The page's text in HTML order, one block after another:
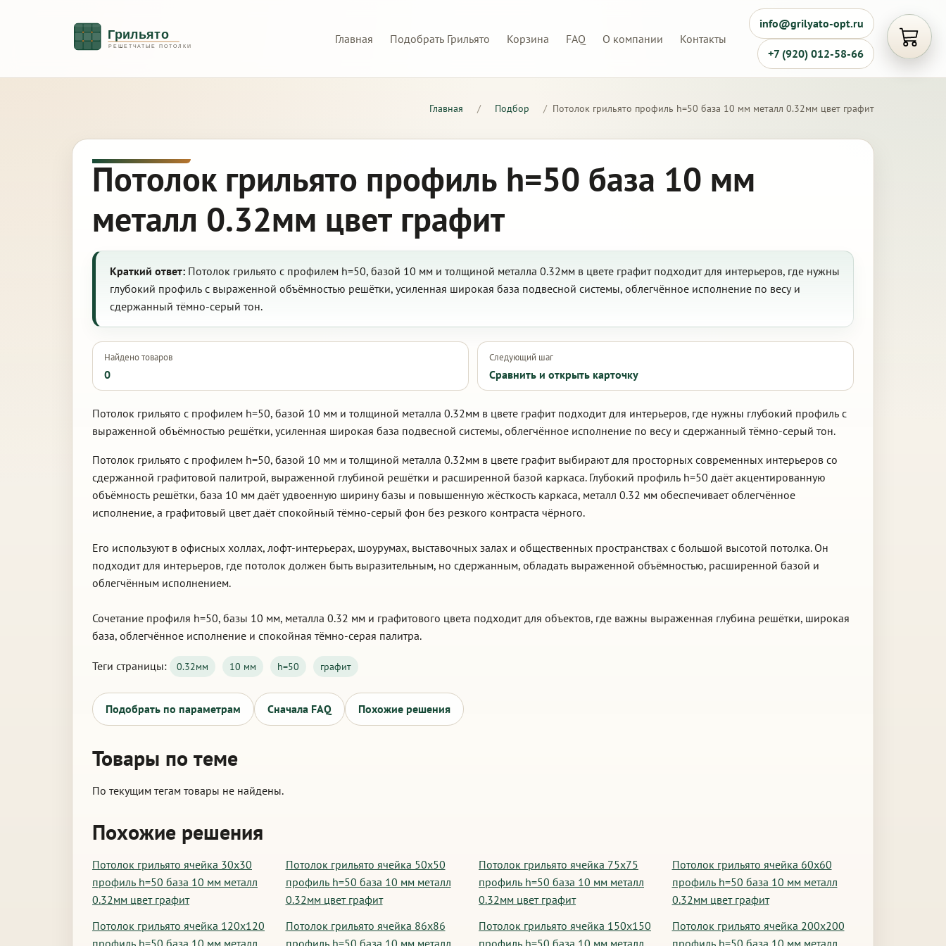
Главная Подобрать Грильято Корзина FAQ О компании Контакты
info@grilyato-opt.ru
+7 (920) 012-58-66
Главная / Подбор / Потолок грильято профиль h=50 база 10 мм металл 0.32мм цвет графит
Потолок грильято профиль h=50 база 10 мм
металл 0.32мм цвет графит
Краткий ответ: Потолок грильято с профилем h=50, базой 10 мм и толщиной металла 0.32мм в цвете графит подходит для интерьеров, где нужны
глубокий профиль с выраженной объёмностью решётки, усиленная широкая база подвесной системы, облегчённое исполнение по весу и
сдержанный тёмно-серый тон.
Найдено товаров
0
Следующий шаг
Сравнить и открыть карточку
Потолок грильято с профилем h=50, базой 10 мм и толщиной металла 0.32мм в цвете графит подходит для интерьеров, где нужны глубокий профиль с
выраженной объёмностью решётки, усиленная широкая база подвесной системы, облегчённое исполнение по весу и сдержанный тёмно-серый тон.
Потолок грильято с профилем h=50, базой 10 мм и толщиной металла 0.32мм в цвете графит выбирают для просторных современных интерьеров со
сдержанной графитовой палитрой, выраженной глубиной решётки и расширенной базой каркаса. Глубокий профиль h=50 даёт акцентированную
объёмность решётки, база 10 мм даёт удвоенную ширину базы и повышенную жёсткость каркаса, металл 0.32 мм обеспечивает облегчённое
исполнение, а графитовый цвет даёт спокойный тёмно-серый фон без резкого контраста чёрного.
Его используют в офисных холлах, лофт-интерьерах, шоурумах, выставочных залах и общественных пространствах с большой высотой потолка. Он
подходит для интерьеров, где потолок должен быть выразительным, но сдержанным, обладать выраженной объёмностью, расширенной базой и
облегчённым исполнением.
Сочетание профиля h=50, базы 10 мм, металла 0.32 мм и графитового цвета подходит для объектов, где важны выраженная глубина решётки, широкая
база, облегчённое исполнение и спокойная тёмно-серая палитра.
Теги страницы: 0.32мм 10 мм h=50 графит
Подобрать по параметрам Сначала FAQ Похожие решения
Товары по теме
По текущим тегам товары не найдены.
Похожие решения
Потолок грильято ячейка 30х30
профиль h=50 база 10 мм металл
0.32мм цвет графит
Потолок грильято ячейка 50х50
профиль h=50 база 10 мм металл
0.32мм цвет графит
Потолок грильято ячейка 75х75
профиль h=50 база 10 мм металл
0.32мм цвет графит
Потолок грильято ячейка 60х60
профиль h=50 база 10 мм металл
0.32мм цвет графит
Потолок грильято ячейка 120х120
профиль h=50 база 10 мм металл
Потолок грильято ячейка 86х86
профиль h=50 база 10 мм металл
Потолок грильято ячейка 150х150
профиль h=50 база 10 мм металл
Потолок грильято ячейка 200х200
профиль h=50 база 10 мм металл
Открыть